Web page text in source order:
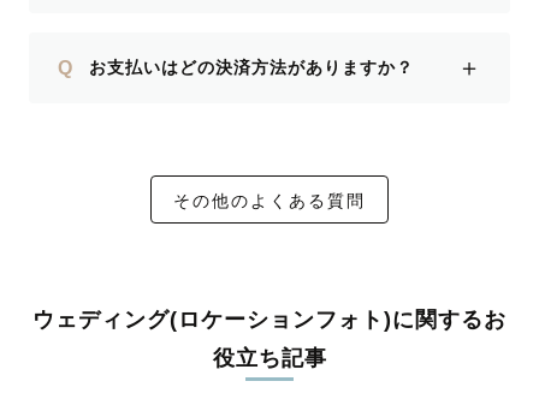
Q お支払いはどの決済方法がありますか？ ＋
その他のよくある質問
ウェディング(ロケーションフォト)に関するお
役立ち記事